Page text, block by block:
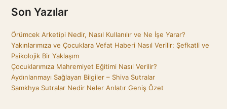
Son Yazılar
Örümcek Arketipi Nedir, Nasıl Kullanılır ve Ne İşe Yarar?
Yakınlarımıza ve Çocuklara Vefat Haberi Nasıl Verilir: Şefkatli ve
Psikolojik Bir Yaklaşım
Çocuklarımıza Mahremiyet Eğitimi Nasıl Verilir?
Aydınlanmayı Sağlayan Bilgiler – Shiva Sutralar
Samkhya Sutralar Nedir Neler Anlatır Geniş Özet